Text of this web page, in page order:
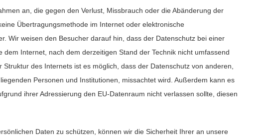
an, die gegen den Verlust, Missbrauch oder die Abänderung der
Übertragungsmethode im Internet oder elektronische
Wir weisen den Besucher darauf hin, dass der Datenschutz bei einer
Internet, nach dem derzeitigen Stand der Technik nicht umfassend
des Internets ist es möglich, dass der Datenschutz von anderen,
Personen und Institutionen, missachtet wird. Außerdem kann es
ihrer Adressierung den EU-Datenraum nicht verlassen sollte, diesen
Daten zu schützen, können wir die Sicherheit Ihrer an unsere